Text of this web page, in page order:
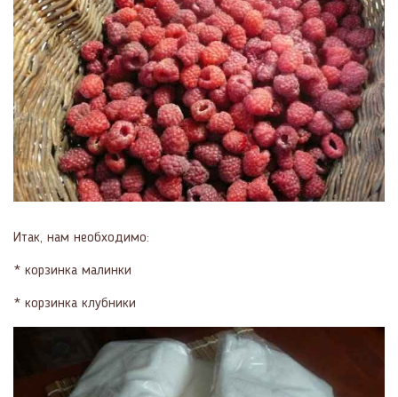
Итак, нам необходимо:
* корзинка малинки
* корзинка клубники